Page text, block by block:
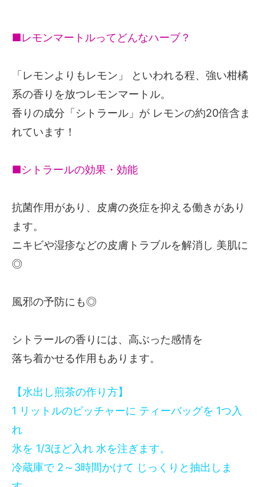
■レモンマートルってどんなハーブ？
「レモンよりもレモン」 といわれる程、強い柑橘
系の香りを放つレモンマートル。
香りの成分「シトラール」が レモンの約20倍含ま
れています！
■シトラールの効果・効能
抗菌作用があり、皮膚の炎症を抑える働きがあり
ます。
ニキビや湿疹などの皮膚トラブルを解消し 美肌に
◎
風邪の予防にも◎
シトラールの香りには、高ぶった感情を
落ち着かせる作用もあります。
【水出し煎茶の作り方】
1 リットルのピッチャーに ティーバッグを 1つ入
れ
氷を 1/3ほど入れ 水を注ぎます。
冷蔵庫で 2～3時間かけて じっくりと抽出しま